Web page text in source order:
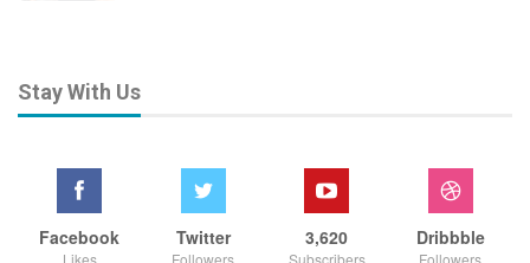
Stay With Us
Facebook
Likes
Twitter
Followers
3,620
Subscribers
Dribbble
Followers